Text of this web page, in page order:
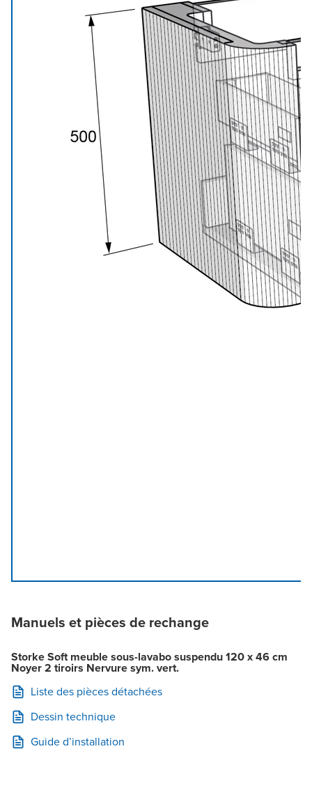
Manuels et pièces de rechange
Storke Soft meuble sous-lavabo suspendu 120 x 46 cm
Noyer 2 tiroirs Nervure sym. vert.
Liste des pièces détachées
Dessin technique
Guide d’installation